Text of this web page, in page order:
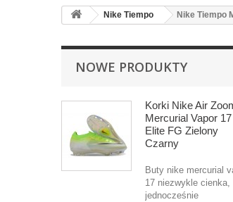
Nike Tiempo Nike Tiempo
NOWE PRODUKTY
Korki Nike Air
Mercurial Vapor 17
Elite FG Zielony
Czarny
Buty nike mercurial
17 niezwykle cienka,
jednocześnie